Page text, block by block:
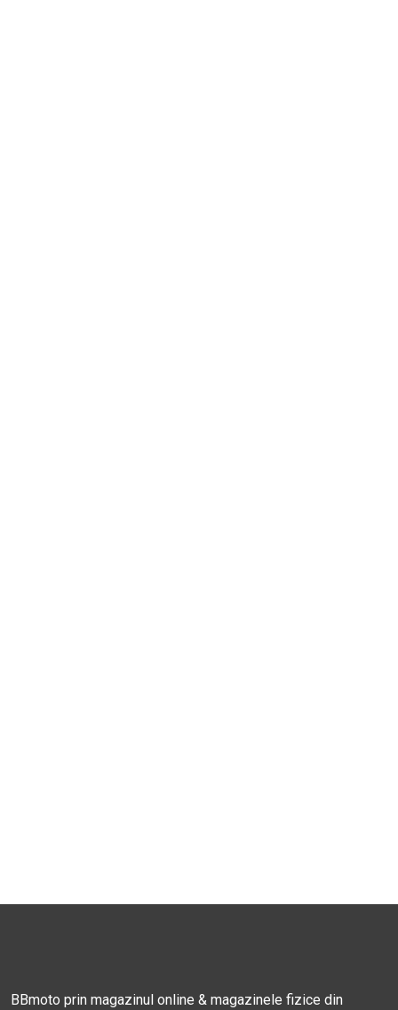
BBmoto prin magazinul online & magazinele fizice din